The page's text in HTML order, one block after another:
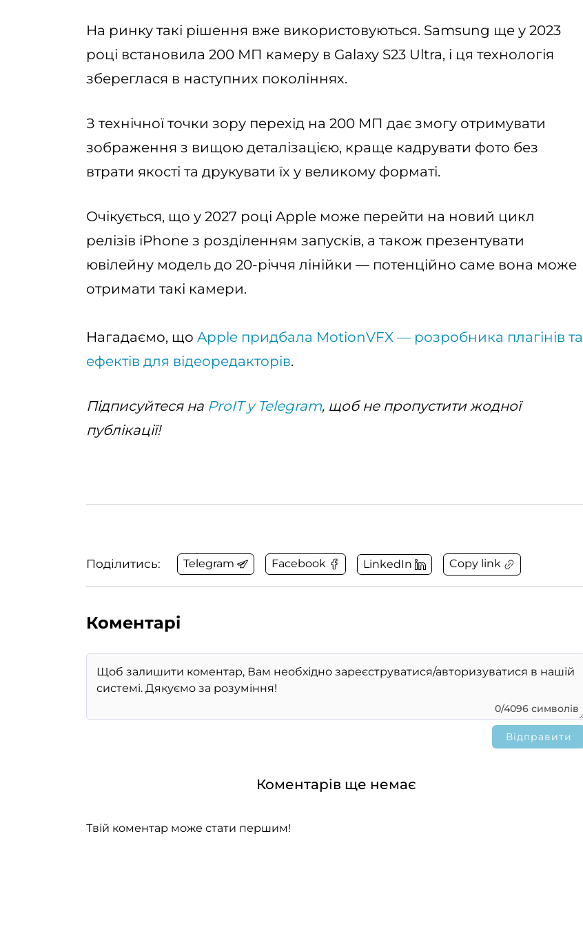
На ринку такі рішення вже використовуються. Samsung ще у 2023
році встановила 200 МП камеру в Galaxy S23 Ultra, і ця технологія
збереглася в наступних поколіннях.
З технічної точки зору перехід на 200 МП дає змогу отримувати
зображення з вищою деталізацією, краще кадрувати фото без
втрати якості та друкувати їх у великому форматі.
Очікується, що у 2027 році Apple може перейти на новий цикл
релізів iPhone з розділенням запусків, а також презентувати
ювілейну модель до 20-річчя лінійки — потенційно саме вона може
отримати такі камери.
Нагадаємо, що Apple придбала MotionVFX — розробника плагінів та
ефектів для відеоредакторів.
Підписуйтеся на ProIT у Telegram, щоб не пропустити жодної
публікації!
Поділитись: Telegram Facebook LinkedIn Copy link
Коментарі
0/4096 символів
Коментарів ще немає
Твій коментар може стати першим!